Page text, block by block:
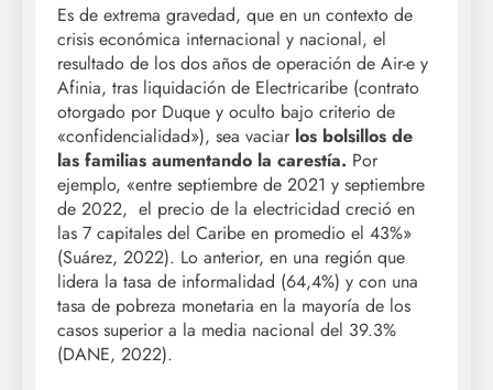
Es de extrema gravedad, que en un contexto de
crisis económica internacional y nacional, el
resultado de los dos años de operación de Air-e y
Afinia, tras liquidación de Electricaribe (contrato
otorgado por Duque y oculto bajo criterio de
«confidencialidad»), sea vaciar los bolsillos de
las familias aumentando la carestía. Por
ejemplo, «entre septiembre de 2021 y septiembre
de 2022, el precio de la electricidad creció en
las 7 capitales del Caribe en promedio el 43%»
(Suárez, 2022). Lo anterior, en una región que
lidera la tasa de informalidad (64,4%) y con una
tasa de pobreza monetaria en la mayoría de los
casos superior a la media nacional del 39.3%
(DANE, 2022).